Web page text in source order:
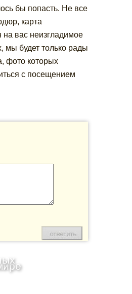
бы попасть. Не все
карта
на вас неизгладимое
мы будет только рады
фото которых
с посещением